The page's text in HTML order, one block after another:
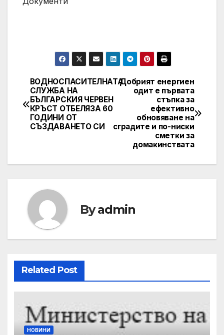
Post
navigation
Добрият енергиен
одит е първата
стъпка за
ефективно
обновяване на
сградите и по-ниски
сметки за
домакинствата
ВОДНОСПАСИТЕЛНАТА
СЛУЖБА НА
БЪЛГАРСКИЯ ЧЕРВЕН
КРЪСТ ОТБЕЛЯЗА 60
ГОДИНИ ОТ
СЪЗДАВАНЕТО СИ
Byadmin
Related Post
НОВИНИ